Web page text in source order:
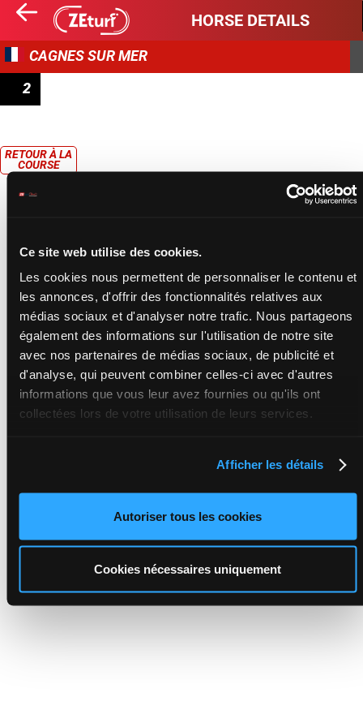
Ce site web utilise des cookies.
Les cookies nous permettent de personnaliser le contenu et
les annonces, d'offrir des fonctionnalités relatives aux
médias sociaux et d'analyser notre trafic. Nous partageons
également des informations sur l'utilisation de notre site
avec nos partenaires de médias sociaux, de publicité et
d'analyse, qui peuvent combiner celles-ci avec d'autres
informations que vous leur avez fournies ou qu'ils ont
collectées lors de votre utilisation de leurs services.
Afficher les détails
Autoriser tous les cookies
Cookies nécessaires uniquement
HORSE DETAILS
CAGNES SUR MER
2
(PRIX DE NAMUR)
RETOUR À LA
COURSE